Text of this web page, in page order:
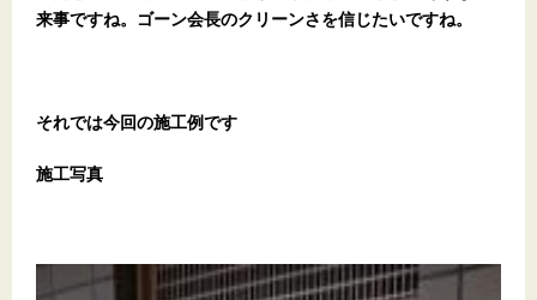
来事ですね。ゴーン会長のクリーンさを信じたいですね。
それでは今回の施工例です
施工写真